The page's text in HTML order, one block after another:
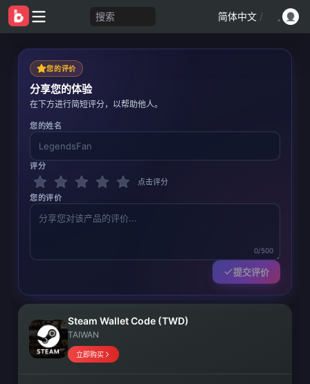
搜索 简体中文 /
您的评价
分享您的体验
在下方进行简短评分，以帮助他人。
您的姓名
评分
点击评分
您的评价
0/500
提交评价
Steam Wallet Code (TWD)
TAIWAN
立即购买